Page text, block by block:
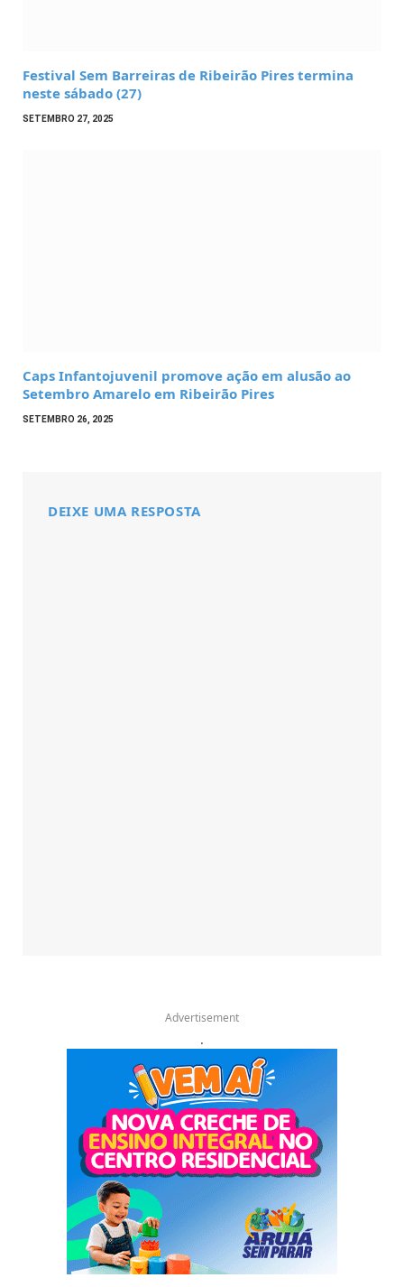
Festival Sem Barreiras de Ribeirão Pires termina
neste sábado (27)
SETEMBRO 27, 2025
Caps Infantojuvenil promove ação em alusão ao
Setembro Amarelo em Ribeirão Pires
SETEMBRO 26, 2025
DEIXE UMA RESPOSTA
Advertisement
.